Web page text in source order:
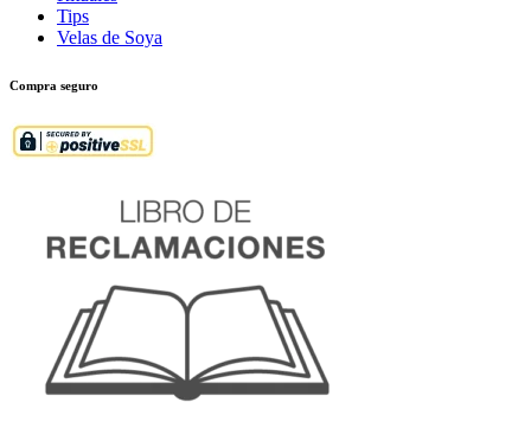
Tips
Velas de Soya
Compra seguro